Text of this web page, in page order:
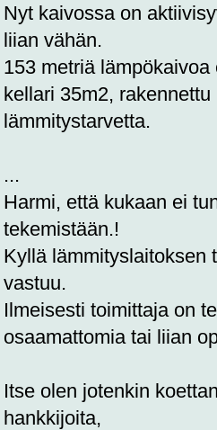
Nyt kaivossa on
liian vähän.
153 metriä
kellari 35m2,
lämmitystarvetta.
...
Harmi, että kukaan ei
tekemistään.!
Kyllä lämmityslaitoksen
vastuu.
Ilmeisesti toimittaja on
osaamattomia tai liian
Itse olen jotenkin
hankkijoita,